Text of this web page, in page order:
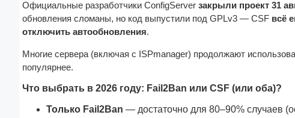
Официальные разработчики ConfigServer закрыли проект 31
обновления сломаны, но код выпустили под GPLv3 — CSF всё
отключить автообновления.
Многие сервера (включая с ISPmanager) продолжают
популярнее.
Что выбрать в 2026 году: Fail2Ban или CSF (или оба)?
Только Fail2Ban — достаточно для 80–90% случаев